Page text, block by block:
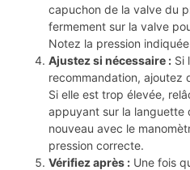
capuchon de la valve du
fermement sur la valve
Notez la pression
Ajustez si nécessaire : Si
recommandation, ajoutez
Si elle est trop élevée,
appuyant sur la languette
nouveau avec le
pression correcte.
Vérifiez après : Une fois